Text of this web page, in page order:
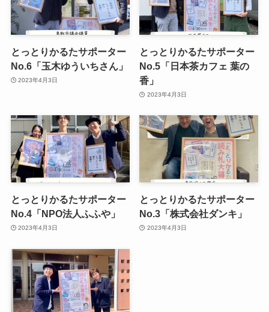
とっとりかるたサポーター
No.6「玉木ゆういちさん」
2023年4月3日
とっとりかるたサポーター
No.5「日本茶カフェ 葉の
香」
2023年4月3日
とっとりかるたサポーター
No.4「NPO法人ふふや」
2023年4月3日
とっとりかるたサポーター
No.3「株式会社ダンキ」
2023年4月3日